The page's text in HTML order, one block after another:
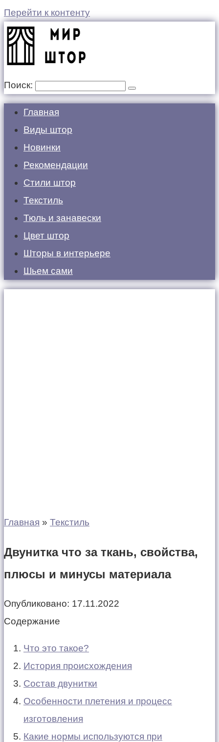
Перейти к контенту
Поиск:
Главная
Виды штор
Новинки
Рекомендации
Стили штор
Текстиль
Тюль и занавески
Цвет штор
Шторы в интерьере
Шьем сами
Главная » Текстиль
Двунитка что за ткань, свойства,
плюсы и минусы материала
Опубликовано: 17.11.2022
Содержание
Что это такое?
История происхождения
Состав двунитки
Особенности плетения и процесс
изготовления
Какие нормы используются при